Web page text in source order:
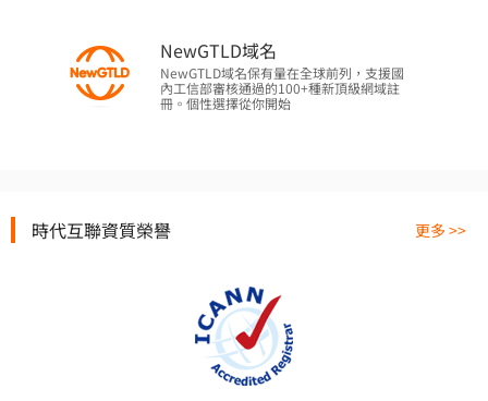
NewGTLD域名
NewGTLD域名保有量在全球前列，支援國
內工信部審核通過的100+種新頂級網域註
冊。個性選擇從你開始
時代互聯資質榮譽 更多 >>